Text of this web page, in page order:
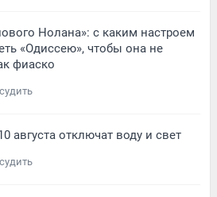
Нолана»: с каким настроем
«Одиссею», чтобы она не
фиаско
августа отключат воду и свет